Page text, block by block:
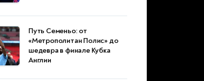
Путь Семеньо: от
«Метрополитан Полис» до
шедевра в финале Кубка
Англии